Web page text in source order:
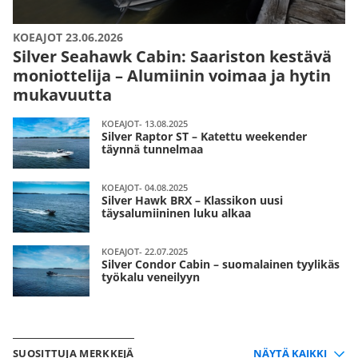
KOEAJOT 23.06.2026
Silver Seahawk Cabin: Saariston kestävä
moniottelija – Alumiinin voimaa ja hytin
mukavuutta
KOEAJOT- 13.08.2025
Silver Raptor ST – Katettu weekender
täynnä tunnelmaa
KOEAJOT- 04.08.2025
Silver Hawk BRX – Klassikon uusi
täysalumiininen luku alkaa
KOEAJOT- 22.07.2025
Silver Condor Cabin – suomalainen tyylikäs
työkalu veneilyyn
SUOSITTUJA MERKKEJÄ